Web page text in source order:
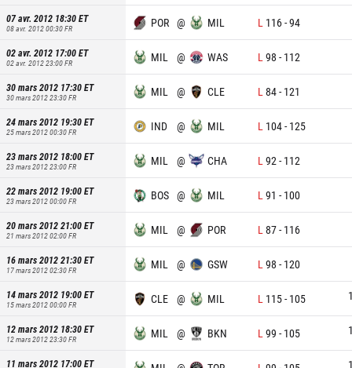
07 avr. 2012 18:30ET
08 avr. 2012 00:30FR POR @ MIL L 116-94
02 avr. 2012 17:00ET
02 avr. 2012 23:00FR MIL @ WAS L 98 - 112
30 mars 2012 17:30ET
30 mars 2012 23:30FR MIL @ CLE L 84- 121
24 mars 2012 19:30ET
25 mars 2012 00:30FR IND @ MIL L 104- 125
23 mars 2012 18:00ET
23 mars 2012 23:00FR MIL @ CHA L 92 - 112
22 mars 2012 19:00ET
23 mars 2012 00:00FR BOS @ MIL L 91 - 100
20 mars 2012 21:00ET
21 mars 2012 02:00FR MIL @ POR L 87- 116
16 mars 2012 21:30ET
17 mars 2012 02:30FR MIL @ GSW L 98 - 120
14 mars 2012 19:00ET
15 mars 2012 00:00FR CLE @ MIL L 115- 105
12 mars 2012 18:30ET
12 mars 2012 23:30FR MIL @ BKN L 99 - 105
11 mars 2012 17:00ET